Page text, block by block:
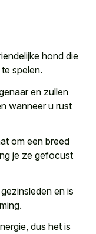
hond die
spelen.
en zullen
wanneer u rust
om een breed
je ze gefocust
en is
dus het is